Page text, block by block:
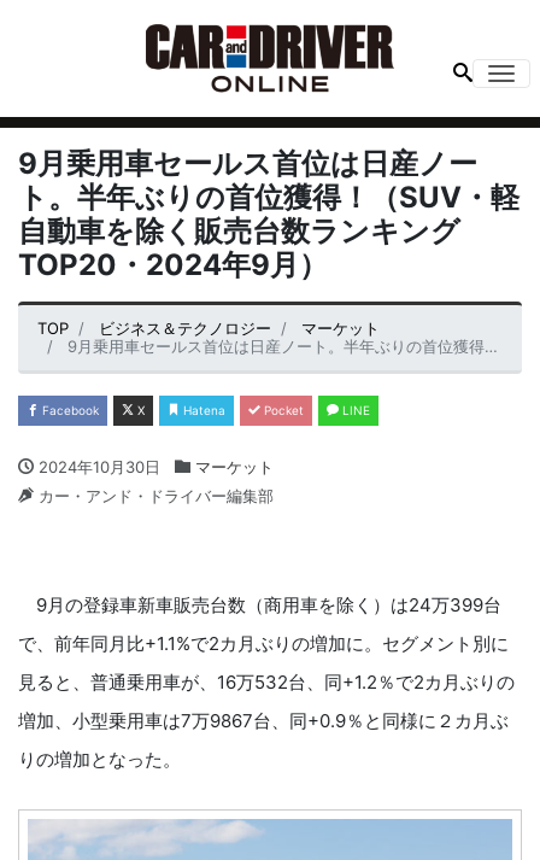
9月乗用車セールス首位は日産ノー
ト。半年ぶりの首位獲得！（SUV・軽
自動車を除く販売台数ランキング
TOP20・2024年9月）
TOP ビジネス＆テクノロジー
マーケット
9月乗用車セールス首位は日産ノート。半年ぶりの首位獲得！（SUV・軽自動車を除く販売台数ランキングTOP20・2024年9月）
Facebook X Hatena Pocket LINE
2024年10月30日
マーケット
カー・アンド・ドライバー編集部
9月の登録車新車販売台数（商用車を除く）は24万399台
で、前年同月比+1.1%で2カ月ぶりの増加に。セグメント別に
見ると、普通乗用車が、16万532台、同+1.2％で2カ月ぶりの
増加、小型乗用車は7万9867台、同+0.9％と同様に２カ月ぶ
りの増加となった。